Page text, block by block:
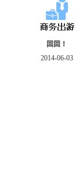
囬囬！
2014-06-03